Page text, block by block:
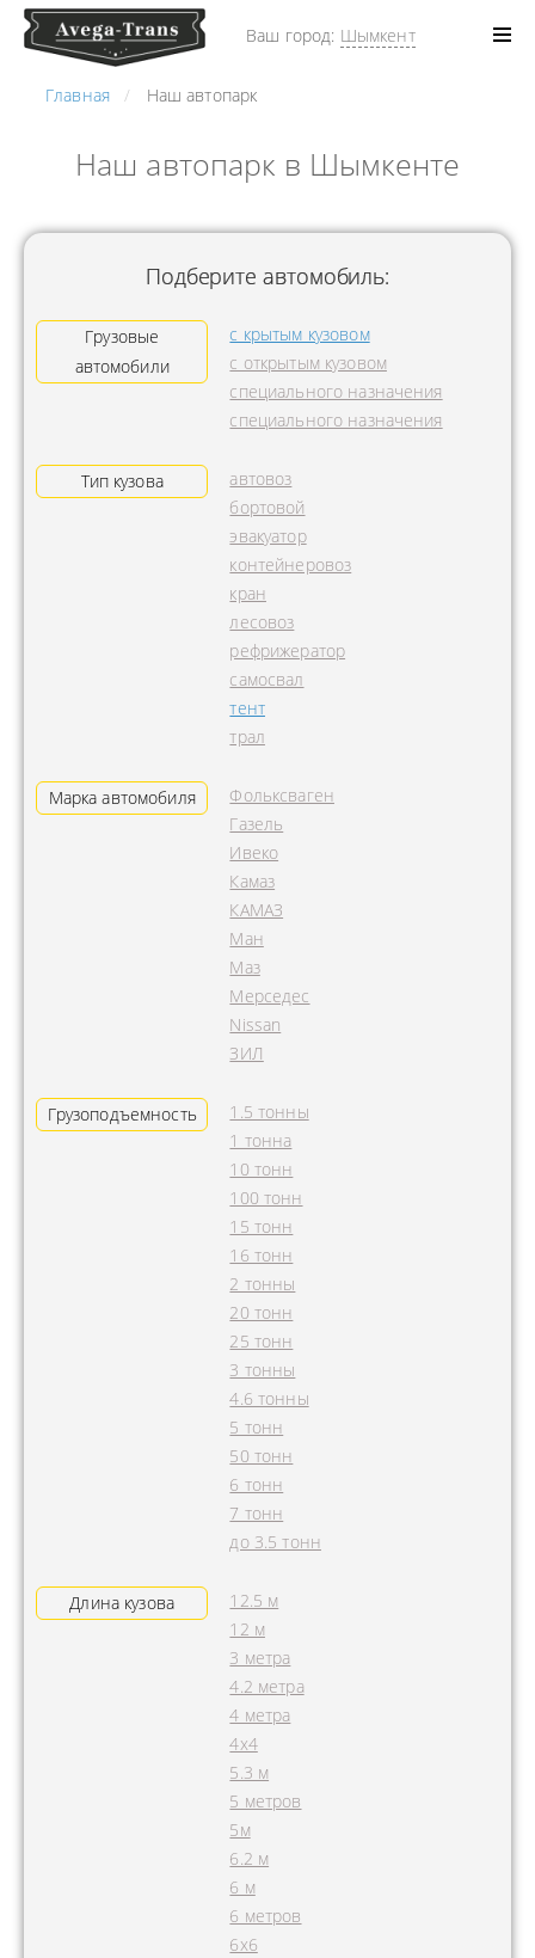
Ваш город: Шымкент
Главная Наш автопарк
Наш автопарк в Шымкенте
Подберите автомобиль:
Грузовые
автомобили
с крытым кузовом
с открытым кузовом
специального назначения
специального назначения
Тип кузова
автовоз
бортовой
эвакуатор
контейнеровоз
кран
лесовоз
рефрижератор
самосвал
тент
трал
Марка автомобиля
Фольксваген
Газель
Ивеко
Камаз
КАМАЗ
Ман
Маз
Мерседес
Nissan
ЗИЛ
Грузоподъемность
1.5 тонны
1 тонна
10 тонн
100 тонн
15 тонн
16 тонн
2 тонны
20 тонн
25 тонн
3 тонны
4.6 тонны
5 тонн
50 тонн
6 тонн
7 тонн
до 3.5 тонн
Длина кузова
12.5 м
12 м
3 метра
4.2 метра
4 метра
4x4
5.3 м
5 метров
5м
6.2 м
6 м
6 метров
6х6